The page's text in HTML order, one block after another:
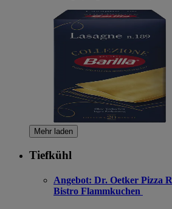
Mehr laden
Tiefkühl
Angebot: Dr. Oetker Pizza
Bistro Flammkuchen